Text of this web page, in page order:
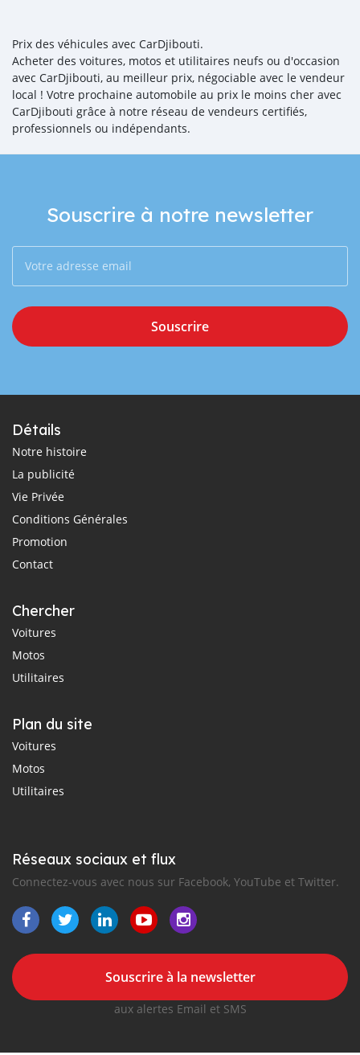
Prix des véhicules avec CarDjibouti.
Acheter des voitures, motos et utilitaires neufs ou d'occasion
avec CarDjibouti, au meilleur prix, négociable avec le vendeur
local ! Votre prochaine automobile au prix le moins cher avec
CarDjibouti grâce à notre réseau de vendeurs certifiés,
professionnels ou indépendants.
Souscrire à notre newsletter
Souscrire
Détails
Notre histoire
La publicité
Vie Privée
Conditions Générales
Promotion
Contact
Chercher
Voitures
Motos
Utilitaires
Plan du site
Voitures
Motos
Utilitaires
Réseaux sociaux et flux
Connectez-vous avec nous sur Facebook, YouTube et Twitter.
Souscrire à la newsletter
aux alertes Email et SMS